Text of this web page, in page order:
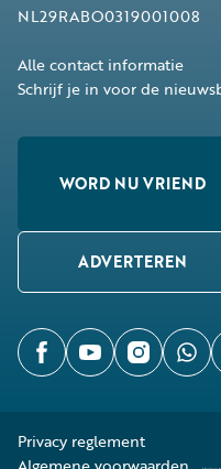
NL29RABO0319001008
Alle contact informatie
Schrijf je in voor de
WORD NU VRIEND
ADVERTEREN
Privacy reglement